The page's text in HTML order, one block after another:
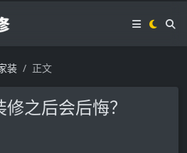
装 正文
之后会后悔？